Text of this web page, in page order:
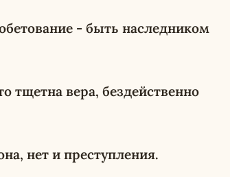
- быть наследником
тщетна вера, бездейственно
нет и преступления.